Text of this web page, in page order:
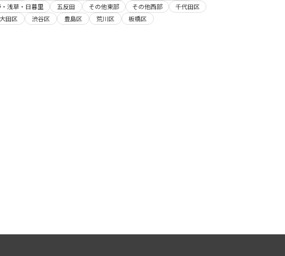
・浅草・日暮里 五反田 その他東部 その他西部
千代田区
大田区 渋谷区 豊島区 荒川区
板橋区